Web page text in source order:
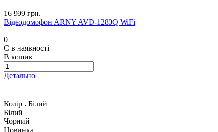
16 999 грн.
Відеодомофон ARNY AVD-1280Q WiFi
0
Є в наявності
В кошик
Детально
Колір : Білий
Білий
Чорний
Новинка